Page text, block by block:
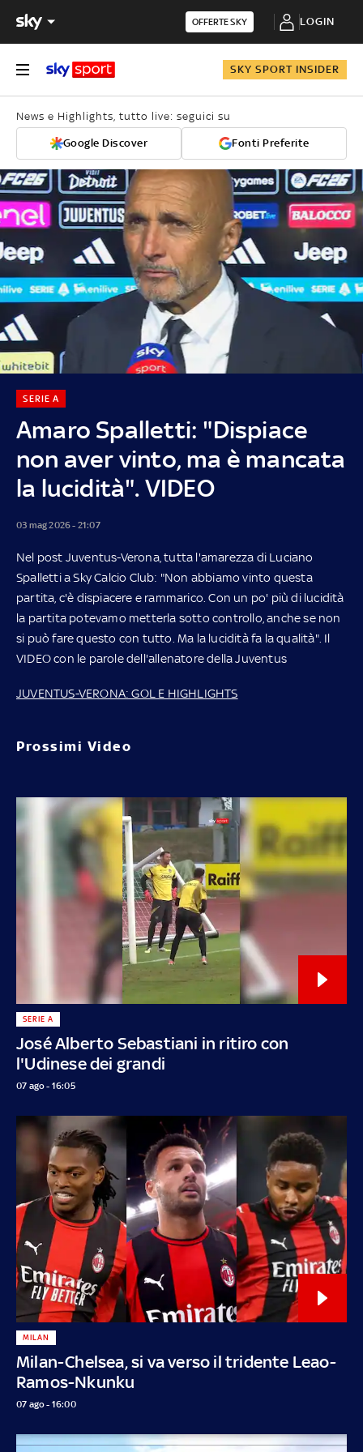
OFFERTE SKY LOGIN
SKY SPORT INSIDER
News e Highlights, tutto live: seguici su
Google Discover Fonti Preferite
Amaro Spalletti: "Dispiace
non aver vinto, ma è mancata
la lucidità". VIDEO
SERIE A
03 mag 2026 - 21:07
Nel post Juventus-Verona, tutta l'amarezza di Luciano
Spalletti a Sky Calcio Club: "Non abbiamo vinto questa
partita, c'è dispiacere e rammarico. Con un po' più di lucidità
la partita potevamo metterla sotto controllo, anche se non
si può fare questo con tutto. Ma la lucidità fa la qualità". Il
VIDEO con le parole dell'allenatore della Juventus
JUVENTUS-VERONA: GOL E HIGHLIGHTS
Prossimi Video
José Alberto Sebastiani in ritiro con
l'Udinese dei grandi
SERIE A
07 ago - 16:05
Milan-Chelsea, si va verso il tridente Leao-
Ramos-Nkunku
MILAN
07 ago - 16:00